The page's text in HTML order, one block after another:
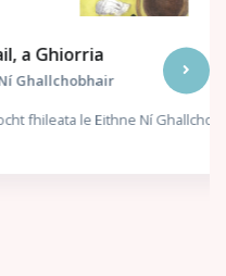
Ghallchobhair.